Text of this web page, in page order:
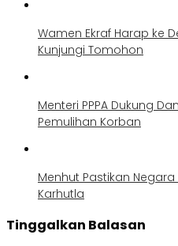
Wamen Ekraf Harap ke
Kunjungi Tomohon
Menteri PPPA Dukung
Pemulihan Korban
Menhut Pastikan
Karhutla
Tinggalkan Balasan